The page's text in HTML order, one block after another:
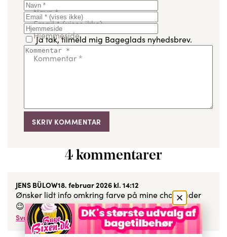
Navn*
Email*(vises ikke)
Hjemmeside
Ja tak, tilmeld mig Bageglads nyhedsbrev.
Kommentar *
4 kommentarer
JENS BÜLOW18. februar 2026 kl. 14:12
Ønsker lidt info omkring farve på mine chokolader
😉
Svar